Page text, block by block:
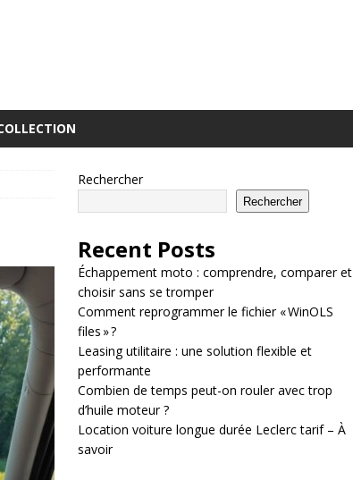
Rechercher
Rechercher
Recent Posts
Échappement moto : comprendre, comparer et
choisir sans se tromper
Comment reprogrammer le fichier « WinOLS
files » ?
Leasing utilitaire : une solution flexible et
performante
Combien de temps peut-on rouler avec trop
d’huile moteur ?
Location voiture longue durée Leclerc tarif – À
savoir